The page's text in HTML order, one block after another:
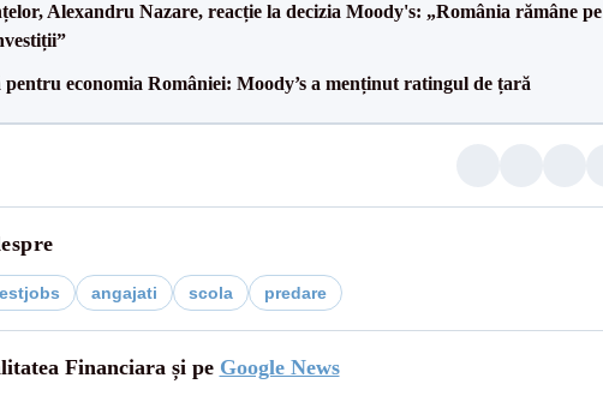
Alexandru Nazare, reacție la decizia Moody's: „România rămâne pe
pentru economia României: Moody’s a menținut ratingul de țară
angajati scola predare
Financiara și pe Google News